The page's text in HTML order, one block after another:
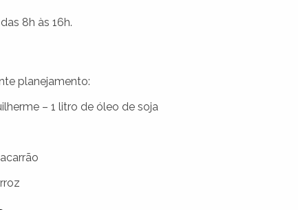
8h às 16h.
planejamento:
– 1 litro de óleo de soja